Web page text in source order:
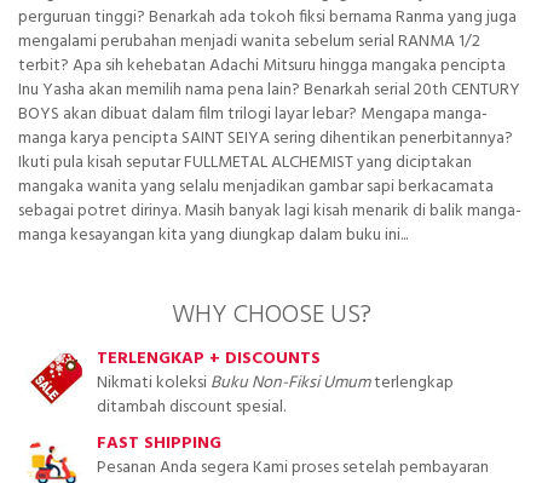
perguruan tinggi? Benarkah ada tokoh fiksi bernama Ranma yang juga
mengalami perubahan menjadi wanita sebelum serial RANMA 1/2
terbit? Apa sih kehebatan Adachi Mitsuru hingga mangaka pencipta
Inu Yasha akan memilih nama pena lain? Benarkah serial 20th CENTURY
BOYS akan dibuat dalam film trilogi layar lebar? Mengapa manga-
manga karya pencipta SAINT SEIYA sering dihentikan penerbitannya?
Ikuti pula kisah seputar FULLMETAL ALCHEMIST yang diciptakan
mangaka wanita yang selalu menjadikan gambar sapi berkacamata
sebagai potret dirinya. Masih banyak lagi kisah menarik di balik manga-
manga kesayangan kita yang diungkap dalam buku ini...
WHY CHOOSE US?
TERLENGKAP + DISCOUNTS
Nikmati koleksiBuku Non-Fiksi Umumterlengkap
ditambah discount spesial.
FAST SHIPPING
Pesanan Anda segera Kami proses setelah pembayaran